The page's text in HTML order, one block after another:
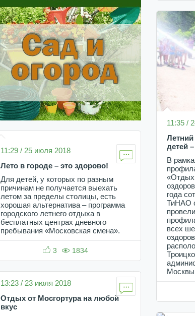
11:29 / 25 июля 2018
Лето в городе – это здорово!
Для детей, у которых по разным
причинам не получается выехать
летом за пределы столицы, есть
хорошая альтернатива – программа
городского летнего отдыха в
бесплатных центрах дневного
пребывания «Московская смена».
3 1834
13:23 / 23 июля 2018
Отдых от Мосгортура на любой
вкус
11:35 /
Летний
детей
В
года
ТиНАО
всех